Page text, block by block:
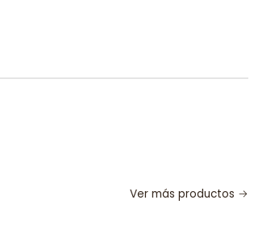
Ver más productos